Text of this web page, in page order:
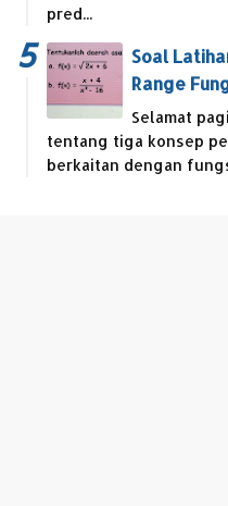
pred...
Soal
Range
Selamat
tentang tiga konsep
berkaitan dengan